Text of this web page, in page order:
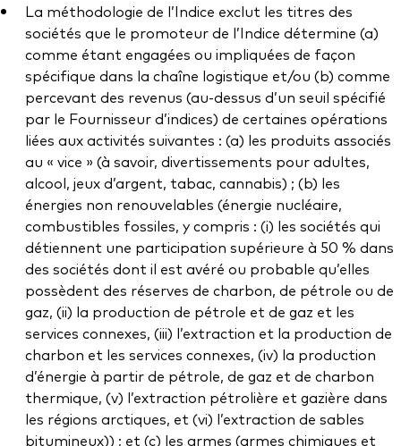
La méthodologie de l’Indice exclut les titres des
sociétés que le promoteur de l’Indice détermine (a)
comme étant engagées ou impliquées de façon
spécifique dans la chaîne logistique et/ou (b) comme
percevant des revenus (au-dessus d’un seuil spécifié
par le Fournisseur d’indices) de certaines opérations
liées aux activités suivantes : (a) les produits associés
au « vice » (à savoir, divertissements pour adultes,
alcool, jeux d’argent, tabac, cannabis) ; (b) les
énergies non renouvelables (énergie nucléaire,
combustibles fossiles, y compris : (i) les sociétés qui
détiennent une participation supérieure à 50 % dans
des sociétés dont il est avéré ou probable qu’elles
possèdent des réserves de charbon, de pétrole ou de
gaz, (ii) la production de pétrole et de gaz et les
services connexes, (iii) l’extraction et la production de
charbon et les services connexes, (iv) la production
d’énergie à partir de pétrole, de gaz et de charbon
thermique, (v) l’extraction pétrolière et gazière dans
les régions arctiques, et (vi) l’extraction de sables
bitumineux)) ; et (c) les armes (armes chimiques et